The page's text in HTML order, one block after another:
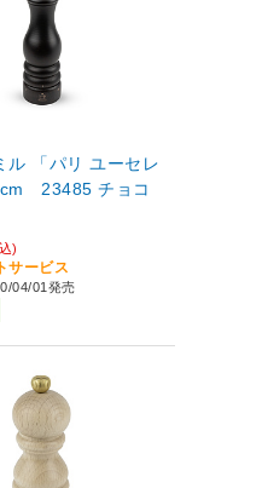
ル 「パリ ユーセレ
23485 チョコ
)
サービス
04/01発売